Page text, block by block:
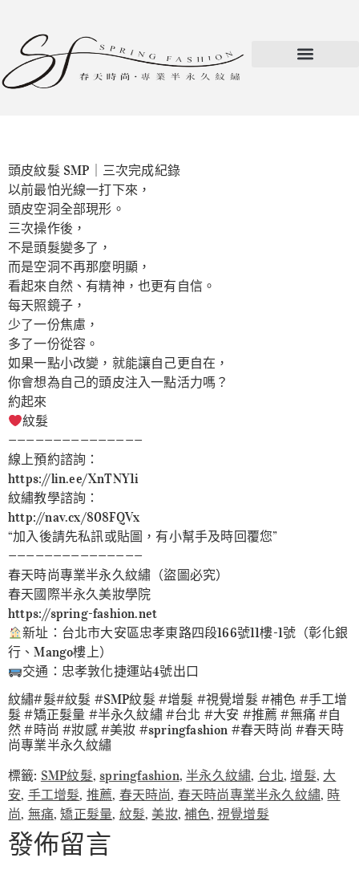
頭皮紋髮 SMP｜三次完成紀錄
以前最怕光線一打下來，
頭皮空洞全部現形。
三次操作後，
不是頭髮變多了，
而是空洞不再那麼明顯，
看起來自然、有精神，也更有自信。
每天照鏡子，
少了一份焦慮，
多了一份從容。
如果一點小改變，就能讓自己更自在，
你會想為自己的頭皮注入一點活力嗎？
約起來
紋髮
———————————————
線上預約諮詢：
https://lin.ee/XnTNY1i
紋繡教學諮詢：
http://nav.cx/808FQVx
“加入後請先私訊或貼圖，有小幫手及時回覆您”
———————————————
春天時尚專業半永久紋繡（盜圖必究）
春天國際半永久美妝學院
https://spring-fashion.net
新址：台北市大安區忠孝東路四段166號11樓-1號（彰化銀
行、Mango樓上）
交通：忠孝敦化捷運站4號出口
紋繡#髮#紋髮 #SMP紋髮 #增髮 #視覺增髮 #補色 #手工增
髮 #矯正髮量 #半永久紋繡 #台北 #大安 #推薦 #無痛 #自
然 #時尚 #妝感 #美妝 #springfashion #春天時尚 #春天時
尚專業半永久紋繡
標籤: SMP紋髮,springfashion,半永久紋繡, 台北,增髮, 大
安, 手工增髮, 推薦, 春天時尚, 春天時尚專業半永久紋繡, 時
尚, 無痛,矯正髮量, 紋髮, 美妝,補色,視覺增髮
發佈留言